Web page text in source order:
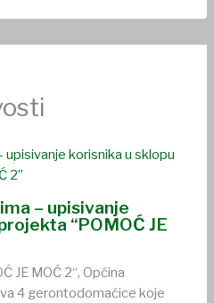
– upisivanje
“POMOĆ JE
JE MOĆ 2“, Općina
4 gerontodomaćice koje